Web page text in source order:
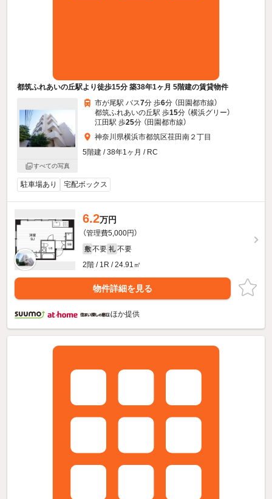
都筑ふれあいの丘駅より徒歩15分 築38年1ヶ月 5階建の賃貸物件
すべての写真
市が尾駅 バス7分 歩6分 （田園都市線）
都筑ふれあいの丘駅 歩15分 （横浜グリー）
江田駅 歩25分 （田園都市線）
神奈川県横浜市都筑区荏田南２丁目
5階建 / 38年1ヶ月 / RC
駐車場あり 宅配ボックス
6.2万円
（管理費5,000円）
敷 不要 礼 不要
2階 / 1R / 24.91㎡
物件詳細を見る
ほか提供